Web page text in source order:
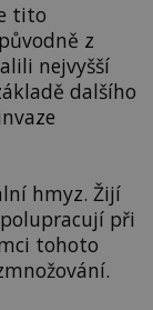
tito
z
nejvyšší
dalšího
hmyz. Žijí
při
tohoto